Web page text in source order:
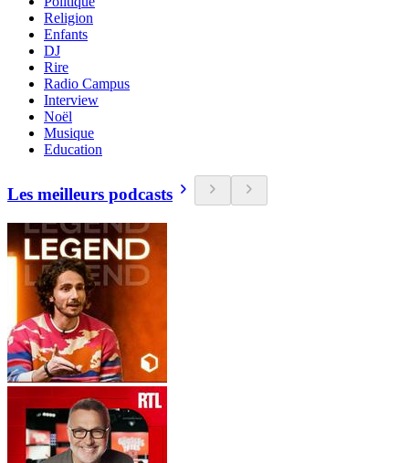
Religion
Enfants
DJ
Rire
Radio Campus
Interview
Noël
Musique
Education
Les meilleurs podcasts